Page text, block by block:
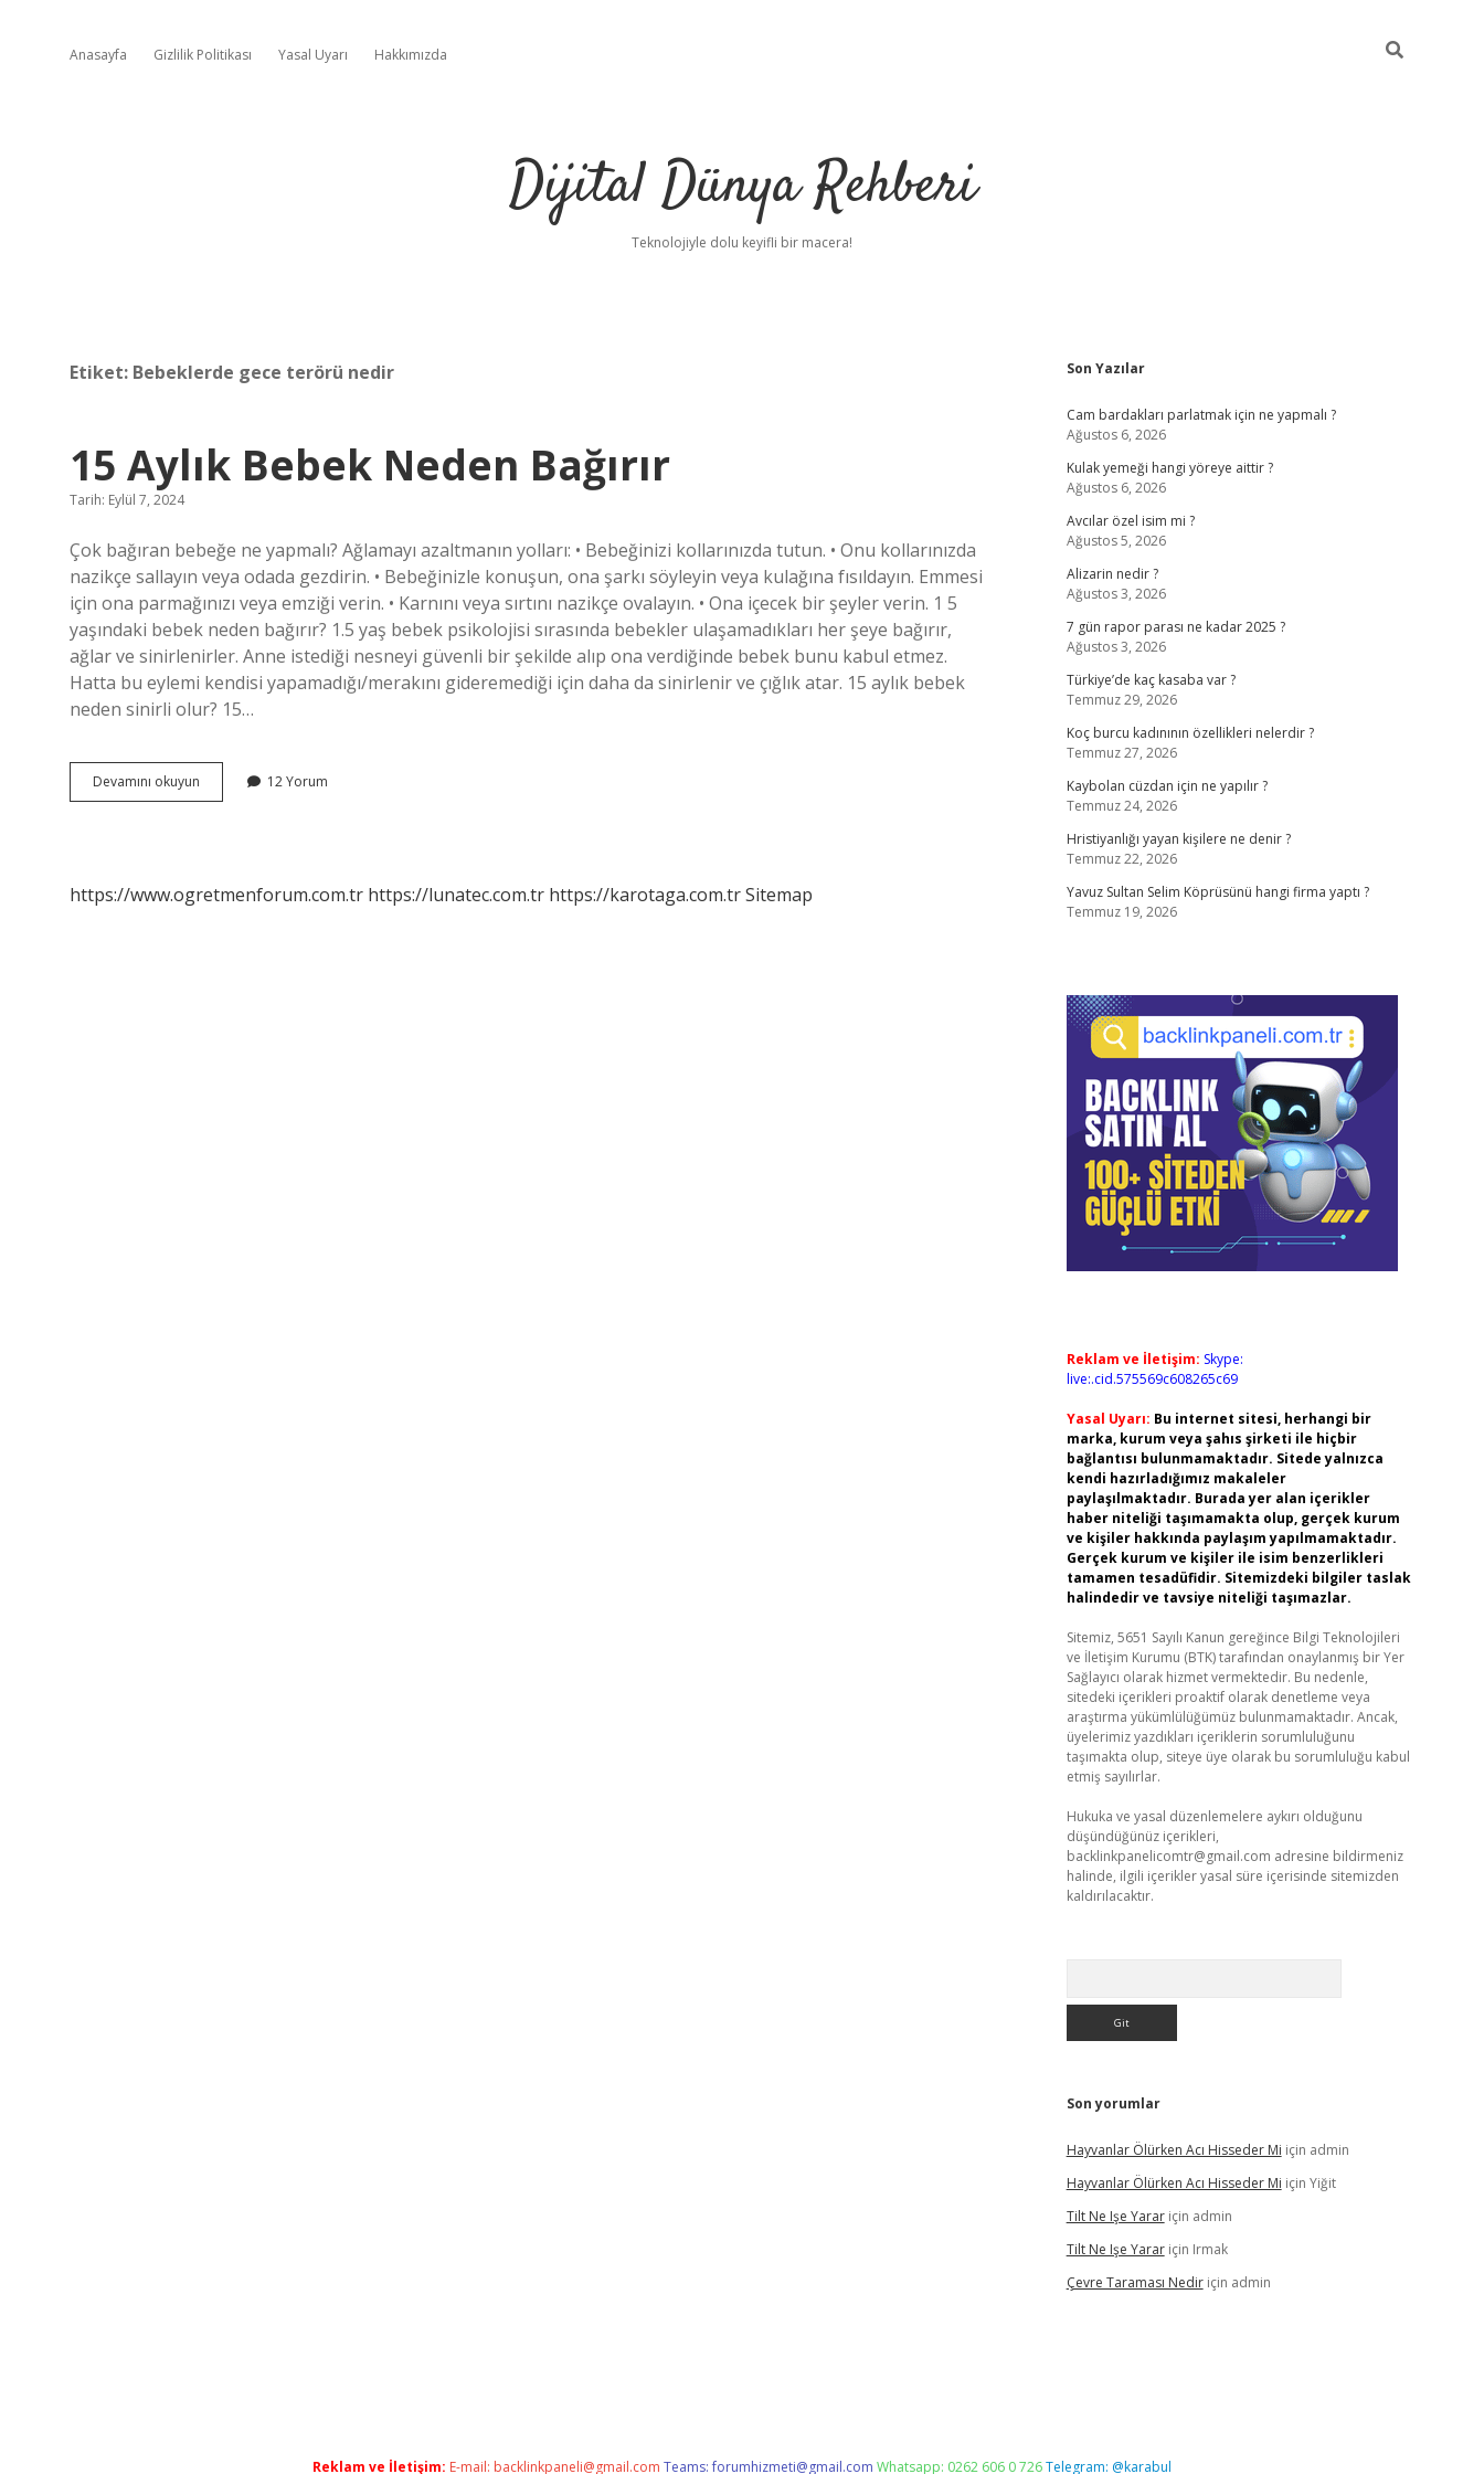
Anasayfa Gizlilik Politikası Yasal Uyarı Hakkımızda
Dijital Dünya Rehberi
Teknolojiyle dolu keyifli bir macera!
Etiket: Bebeklerde gece terörü nedir
15 Aylık Bebek Neden Bağırır
Tarih: Eylül 7, 2024
Çok bağıran bebeğe ne yapmalı? Ağlamayı azaltmanın yolları: • Bebeğinizi kollarınızda tutun. • Onu kollarınızda
nazikçe sallayın veya odada gezdirin. • Bebeğinizle konuşun, ona şarkı söyleyin veya kulağına fısıldayın. Emmesi
için ona parmağınızı veya emziği verin. • Karnını veya sırtını nazikçe ovalayın. • Ona içecek bir şeyler verin. 1 5
yaşındaki bebek neden bağırır? 1.5 yaş bebek psikolojisi sırasında bebekler ulaşamadıkları her şeye bağırır,
ağlar ve sinirlenirler. Anne istediği nesneyi güvenli bir şekilde alıp ona verdiğinde bebek bunu kabul etmez.
Hatta bu eylemi kendisi yapamadığı/merakını gideremediği için daha da sinirlenir ve çığlık atar. 15 aylık bebek
neden sinirli olur? 15…
Devamını okuyun
Aylık
12 Yorum
https://www.ogretmenforum.com.tr https://lunatec.com.tr https://karotaga.com.trSitemap
Sidebar
Son Yazılar
Cam bardakları parlatmak için ne yapmalı ?
Ağustos 6, 2026
Kulak yemeği hangi yöreye aittir ?
Ağustos 6, 2026
Avcılar özel isim mi ?
Ağustos 5, 2026
Alizarin nedir ?
Ağustos 3, 2026
7 gün rapor parası ne kadar 2025 ?
Ağustos 3, 2026
Türkiye’de kaç kasaba var ?
Temmuz 29, 2026
Koç burcu kadınının özellikleri nelerdir ?
Temmuz 27, 2026
Kaybolan cüzdan için ne yapılır ?
Temmuz 24, 2026
Hristiyanlığı yayan kişilere ne denir ?
Temmuz 22, 2026
Yavuz Sultan Selim Köprüsünü hangi firma yaptı ?
Temmuz 19, 2026
Reklam ve İletişim: Skype:
live:.cid.575569c608265c69
Yasal Uyarı: Bu internet sitesi, herhangi bir
marka, kurum veya şahıs şirketi ile hiçbir
bağlantısı bulunmamaktadır. Sitede yalnızca
kendi hazırladığımız makaleler
paylaşılmaktadır. Burada yer alan içerikler
haber niteliği taşımamakta olup, gerçek kurum
ve kişiler hakkında paylaşım yapılmamaktadır.
Gerçek kurum ve kişiler ile isim benzerlikleri
tamamen tesadüfidir. Sitemizdeki bilgiler taslak
halindedir ve tavsiye niteliği taşımazlar.
Sitemiz, 5651 Sayılı Kanun gereğince Bilgi Teknolojileri
ve İletişim Kurumu (BTK) tarafından onaylanmış bir Yer
Sağlayıcı olarak hizmet vermektedir. Bu nedenle,
sitedeki içerikleri proaktif olarak denetleme veya
araştırma yükümlülüğümüz bulunmamaktadır. Ancak,
üyelerimiz yazdıkları içeriklerin sorumluluğunu
taşımakta olup, siteye üye olarak bu sorumluluğu kabul
etmiş sayılırlar.
Hukuka ve yasal düzenlemelere aykırı olduğunu
düşündüğünüz içerikleri,
backlinkpanelicomtr@gmail.com adresine bildirmeniz
halinde, ilgili içerikler yasal süre içerisinde sitemizden
kaldırılacaktır.
Son yorumlar
Hayvanlar Ölürken Acı Hisseder Mi için admin
Hayvanlar Ölürken Acı Hisseder Mi için Yiğit
Tilt Ne Işe Yarariçin admin
Tilt Ne Işe Yarariçin Irmak
Çevre Taraması Nediriçin admin
Reklam ve İletişim: E-mail: backlinkpaneli@gmail.com Teams:forumhizmeti@gmail.com Whatsapp: 0262 606 0 726Telegram: @karabul